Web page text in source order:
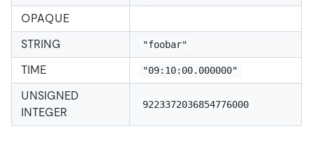
OPAQUE
STRING
"foobar"
TIME "09:10:00.000000"
UNSIGNED
INTEGER
9223372036854776000